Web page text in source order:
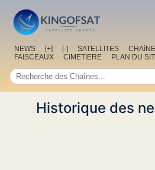
NEWS [+] [-] SATELLITES
FAISCEAUX
CIMETIERE PLAN DU
Historique des